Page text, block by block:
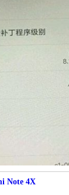
Note 4X